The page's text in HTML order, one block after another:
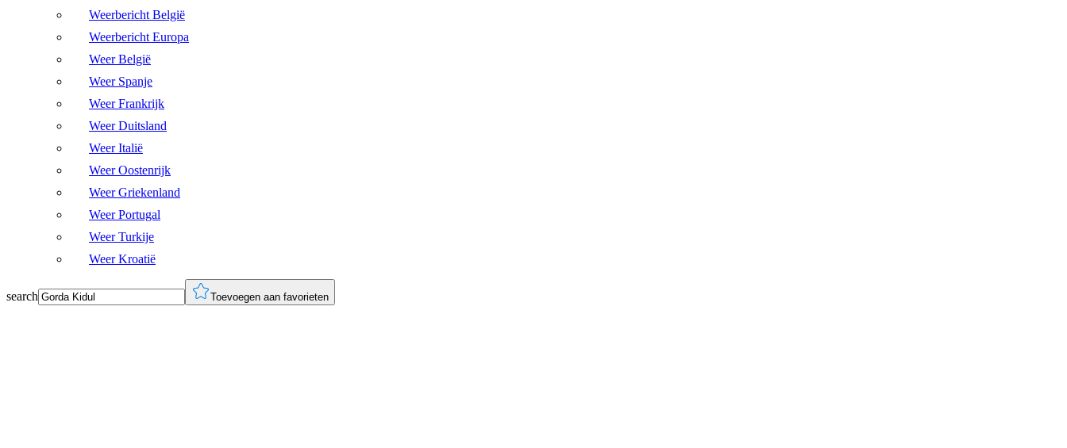
Weerbericht België
Weerbericht Europa
Weer België
Weer Spanje
Weer Frankrijk
Weer Duitsland
Weer Italië
Weer Oostenrijk
Weer Griekenland
Weer Portugal
Weer Turkije
Weer Kroatië
search Toevoegen aan favorieten